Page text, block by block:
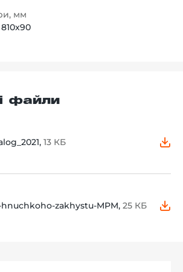
мм
810x90
файли
13 КБ
zakhystu-MPM, 25 КБ